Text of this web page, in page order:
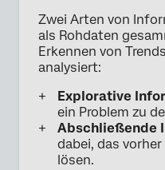
Zwei Arten von
als Rohdaten
Erkennen von
analysiert:
Explorative
ein Problem zu
Abschließende
dabei, das
lösen.